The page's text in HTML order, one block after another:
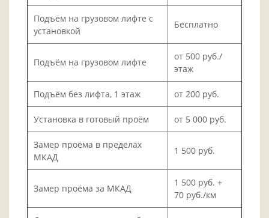
Подъём на грузовом лифте с
установкой
Бесплатно
Подъём на грузовом лифте
от 500 руб./
этаж
Подъём без лифта, 1 этаж от 200 руб.
Установка в готовый проём от 5 000 руб.
Замер проёма в пределах
МКАД
1 500 руб.
Замер проёма за МКАД
1 500 руб. +
70 руб./км